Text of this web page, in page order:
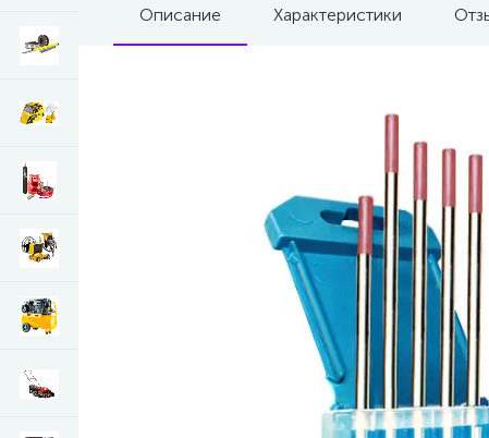
Описание Характеристики